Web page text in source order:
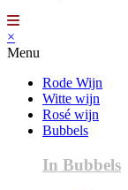
×
Menu
Rode Wijn
Witte wijn
Rosé wijn
Bubbels
In Bubbels